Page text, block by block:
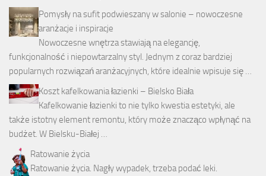
Pomysły na sufit podwieszany w salonie – nowoczesne
aranżacje i inspiracje
Nowoczesne wnętrza stawiają na elegancję,
funkcjonalność i niepowtarzalny styl. Jednym z coraz bardziej
popularnych rozwiązań aranżacyjnych, które idealnie wpisuje się …
Koszt kafelkowania łazienki – Bielsko Biała
Kafelkowanie łazienki to nie tylko kwestia estetyki, ale
także istotny element remontu, który może znacząco wpłynąć na
budżet. W Bielsku-Białej …
Ratowanie życia
Ratowanie życia. Nagły wypadek, trzeba podać leki.